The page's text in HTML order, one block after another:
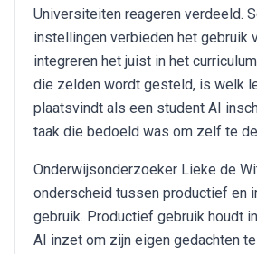
Universiteiten reageren verdeeld.
instellingen verbieden het gebruik
integreren het juist in het
die zelden wordt gesteld, is welk
plaatsvindt als een student AI
taak die bedoeld was om zelf te
Onderwijsonderzoeker Lieke de
onderscheid tussen productief en
gebruik. Productief gebruik houdt
AI inzet om zijn eigen gedachten